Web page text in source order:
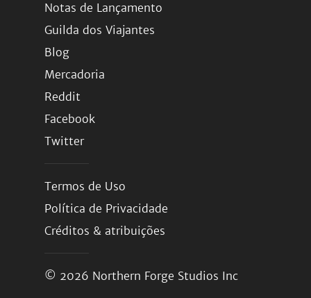
Notas de Lançamento
Guilda dos Viajantes
Blog
Mercadoria
Reddit
Facebook
Twitter
Termos de Uso
Política de Privacidade
Créditos & atribuições
© 2026 Northern Forge Studios Inc